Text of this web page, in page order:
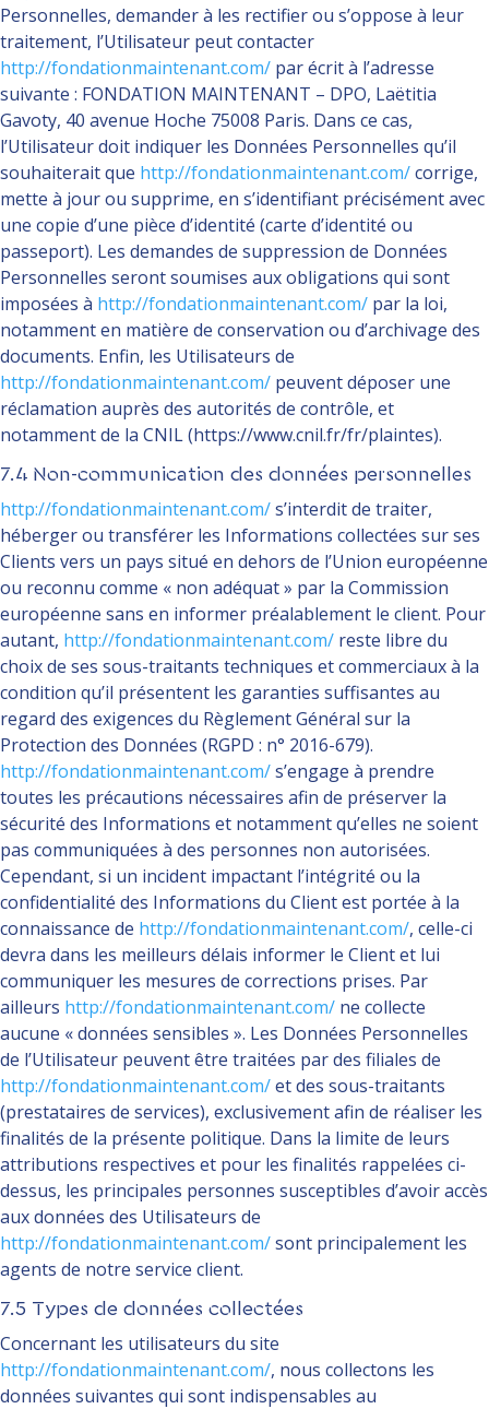
Personnelles, demander à les rectifier ou s’oppose à leur
traitement, l’Utilisateur peut contacter
http://fondationmaintenant.com/ par écrit à l’adresse
suivante : FONDATION MAINTENANT – DPO, Laëtitia
Gavoty, 40 avenue Hoche 75008 Paris. Dans ce cas,
l’Utilisateur doit indiquer les Données Personnelles qu’il
souhaiterait que http://fondationmaintenant.com/corrige,
mette à jour ou supprime, en s’identifiant précisément avec
une copie d’une pièce d’identité (carte d’identité ou
passeport). Les demandes de suppression de Données
Personnelles seront soumises aux obligations qui sont
imposées à http://fondationmaintenant.com/ par la loi,
notamment en matière de conservation ou d’archivage des
documents. Enfin, les Utilisateurs de
http://fondationmaintenant.com/ peuvent déposer une
réclamation auprès des autorités de contrôle, et
notamment de la CNIL (https://www.cnil.fr/fr/plaintes).
7.4 Non-communication des données personnelles
http://fondationmaintenant.com/s’interdit de traiter,
héberger ou transférer les Informations collectées sur ses
Clients vers un pays situé en dehors de l’Union européenne
ou reconnu comme « non adéquat » par la Commission
européenne sans en informer préalablement le client. Pour
autant, http://fondationmaintenant.com/ reste libre du
choix de ses sous-traitants techniques et commerciaux à la
condition qu’il présentent les garanties suffisantes au
regard des exigences du Règlement Général sur la
Protection des Données (RGPD : n° 2016-679).
http://fondationmaintenant.com/s’engage à prendre
toutes les précautions nécessaires afin de préserver la
sécurité des Informations et notamment qu’elles ne soient
pas communiquées à des personnes non autorisées.
Cependant, si un incident impactant l’intégrité ou la
confidentialité des Informations du Client est portée à la
connaissance de http://fondationmaintenant.com/, celle-ci
devra dans les meilleurs délais informer le Client et lui
communiquer les mesures de corrections prises. Par
ailleurs http://fondationmaintenant.com/ ne collecte
aucune « données sensibles ». Les Données Personnelles
de l’Utilisateur peuvent être traitées par des filiales de
http://fondationmaintenant.com/et des sous-traitants
(prestataires de services), exclusivement afin de réaliser les
finalités de la présente politique. Dans la limite de leurs
attributions respectives et pour les finalités rappelées ci-
dessus, les principales personnes susceptibles d’avoir accès
aux données des Utilisateurs de
http://fondationmaintenant.com/sont principalement les
agents de notre service client.
7.5 Types de données collectées
Concernant les utilisateurs du site
http://fondationmaintenant.com/, nous collectons les
données suivantes qui sont indispensables au